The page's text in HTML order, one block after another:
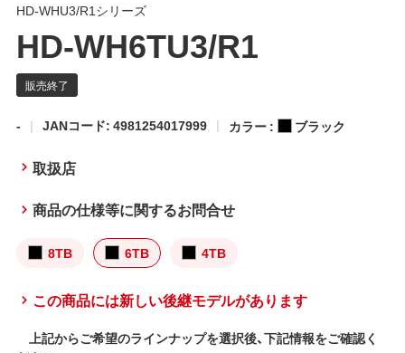
HD-WHU3/R1シリーズ
HD-WH6TU3/R1
- JANコード: 4981254017999 カラー : ブラック
取扱店
商品の仕様等に関するお問合せ
8TB 6TB 4TB
この商品には新しい後継モデルがあります
上記からご希望のラインナップを選択後、下記情報をご確認く